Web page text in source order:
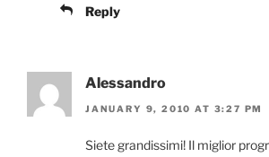
Reply
Alessandro
JANUARY 9, 2010 AT 3:27 PM
Siete grandissimi! Il miglior